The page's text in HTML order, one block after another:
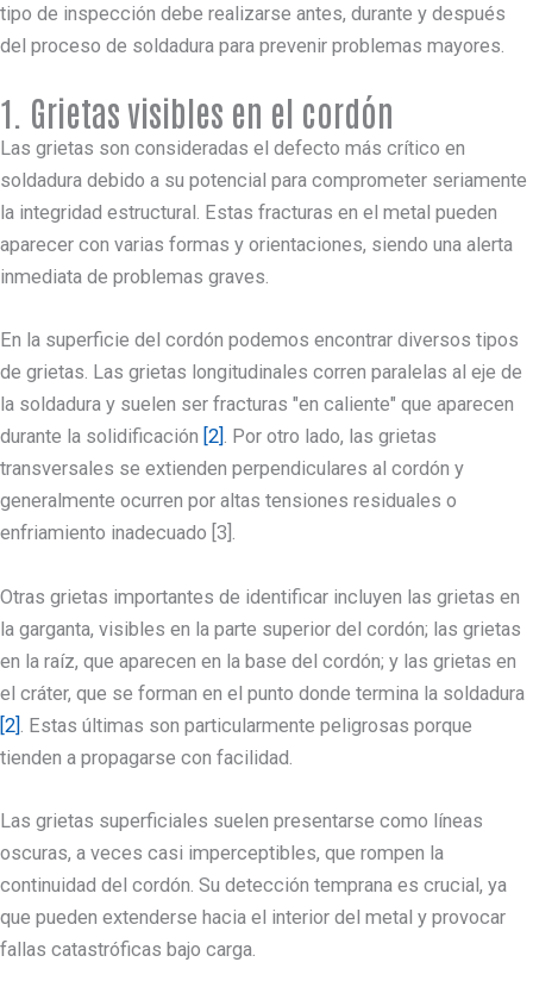
tipo de inspección debe realizarse antes, durante y después
del proceso de soldadura para prevenir problemas mayores.
1. Grietas visibles en el cordón
Las grietas son consideradas el defecto más crítico en
soldadura debido a su potencial para comprometer seriamente
la integridad estructural. Estas fracturas en el metal pueden
aparecer con varias formas y orientaciones, siendo una alerta
inmediata de problemas graves.
En la superficie del cordón podemos encontrar diversos tipos
de grietas. Las grietas longitudinales corren paralelas al eje de
la soldadura y suelen ser fracturas "en caliente" que aparecen
durante la solidificación [2] . Por otro lado, las grietas
transversales se extienden perpendiculares al cordón y
generalmente ocurren por altas tensiones residuales o
enfriamiento inadecuado [3].
Otras grietas importantes de identificar incluyen las grietas en
la garganta, visibles en la parte superior del cordón; las grietas
en la raíz, que aparecen en la base del cordón; y las grietas en
el cráter, que se forman en el punto donde termina la soldadura
[2] . Estas últimas son particularmente peligrosas porque
tienden a propagarse con facilidad.
Las grietas superficiales suelen presentarse como líneas
oscuras, a veces casi imperceptibles, que rompen la
continuidad del cordón. Su detección temprana es crucial, ya
que pueden extenderse hacia el interior del metal y provocar
fallas catastróficas bajo carga.